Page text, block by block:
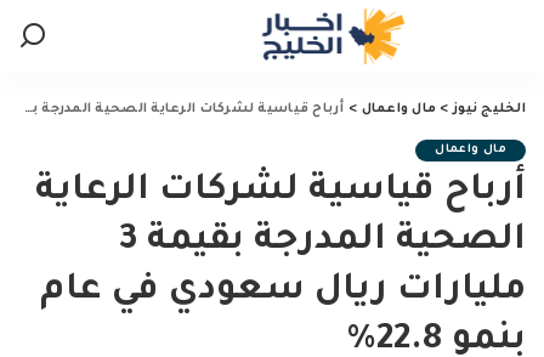
الخليج نيوز> مال واعمال > أرباح قياسية لشركات الرعاية الصحية المدرجة بقيمة 3 مليارات ريال سعودي في عام بنمو 22.8%
مال واعمال
أرباح قياسية لشركات الرعاية
الصحية المدرجة بقيمة 3
مليارات ريال سعودي في عام
بنمو 22.8%